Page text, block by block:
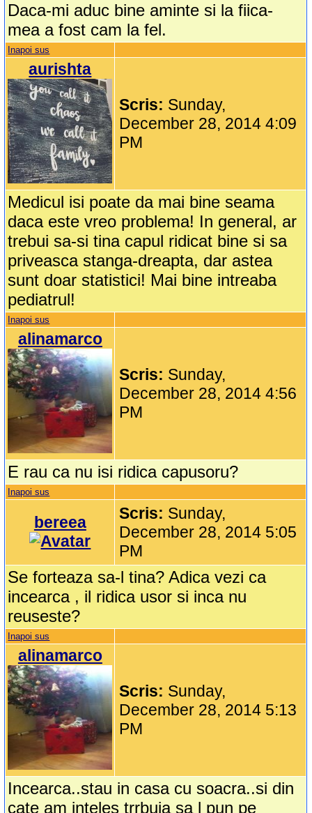
Daca-mi aduc bine aminte si la fiica-
mea a fost cam la fel.
Inapoi sus
aurishta
Scris: Sunday,
December 28, 2014 4:09
PM
Medicul isi poate da mai bine seama
daca este vreo problema! In general, ar
trebui sa-si tina capul ridicat bine si sa
priveasca stanga-dreapta, dar astea
sunt doar statistici! Mai bine intreaba
pediatrul!
Inapoi sus
alinamarco
Scris: Sunday,
December 28, 2014 4:56
PM
E rau ca nu isi ridica capusoru?
Inapoi sus
bereea Scris: Sunday,
December 28, 2014 5:05
PM
Se forteaza sa-l tina? Adica vezi ca
incearca , il ridica usor si inca nu
reuseste?
Inapoi sus
alinamarco
Scris: Sunday,
December 28, 2014 5:13
PM
Incearca..stau in casa cu soacra..si din
cate am inteles trrbuia sa l pun pe